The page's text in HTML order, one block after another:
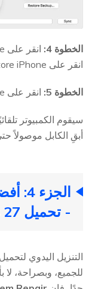
الخطوة 4:
انقر على Restore iPhone (لمسحها بالكامل).
الخطوة 5: انقر على Update أو Restore في النافذة المنبثقة.
سيقوم الكمبيوتر
أبقِ الكابل موصولاً
- تحميل ios 27 بدون iTunes
للجميع، وبصراحة، لا